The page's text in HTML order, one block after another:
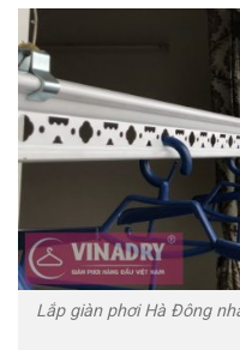
Lắp giàn phơi Hà Đông